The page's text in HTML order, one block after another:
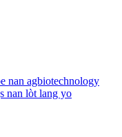
nan agbiotechnology
nan lòt lang yo